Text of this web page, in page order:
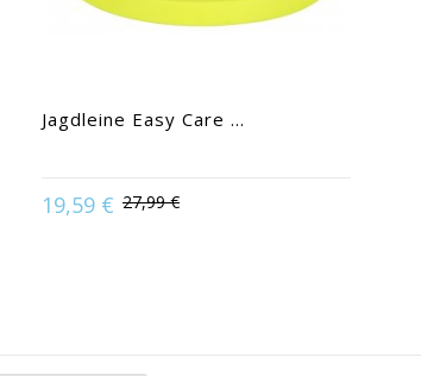
Jagdleine Easy Care ...
19,59 € 27,99 €
Available in: